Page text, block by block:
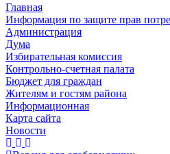
Главная
Информация по защите прав
Администрация
Дума
Избирательная комиссия
Контрольно-счетная палата
Бюджет для граждан
Жителям и гостям района
Информационная
Карта сайта
Новости